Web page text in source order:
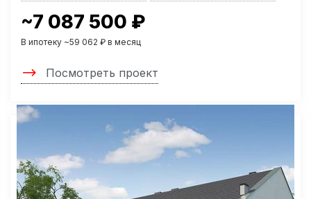
~7 087 500 ₽
В ипотеку ~59 062 ₽ в месяц
Посмотреть проект